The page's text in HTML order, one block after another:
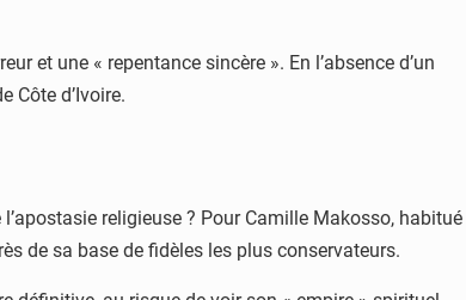
et une « repentance sincère ». En l’absence d’un
Côte d’Ivoire.
religieuse ? Pour Camille Makosso, habitué
de sa base de fidèles les plus conservateurs.